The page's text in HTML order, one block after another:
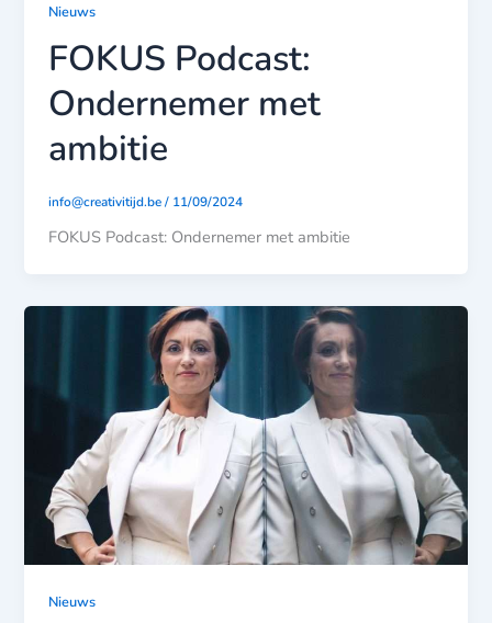
Nieuws
FOKUS Podcast:
Ondernemer met
ambitie
info@creativitijd.be/ 11/09/2024
FOKUS Podcast: Ondernemer met ambitie
Nieuws